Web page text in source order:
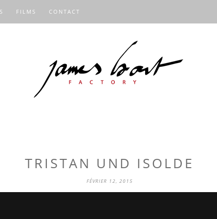
FILMS CONTACT
TRISTAN UND ISOLDE
FÉVRIER 12, 2015